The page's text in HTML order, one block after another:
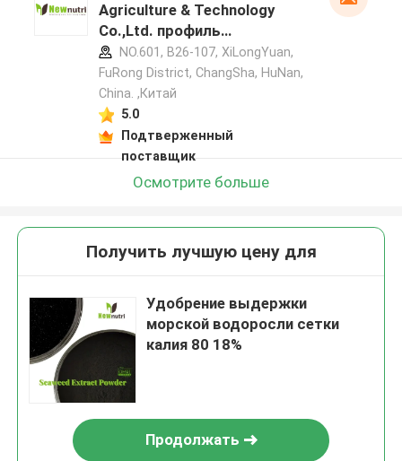
Agriculture & Technology
Co.,Ltd. профиль
производителя
NO.601, B26-107, XiLongYuan,
FuRong District, ChangSha, HuNan,
China. ,Китай
5.0
Подтверженный
поставщик
Осмотрите больше
Получить лучшую цену для
Удобрение выдержки
морской водоросли сетки
калия 80 18%
Продолжать